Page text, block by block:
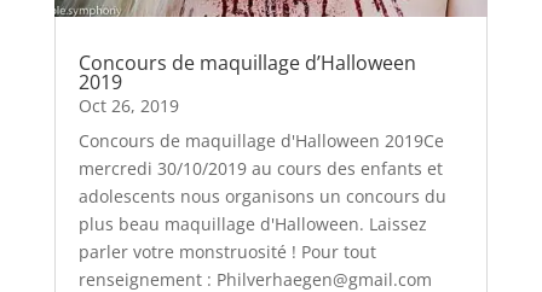
Concours de maquillage d’Halloween
2019
Oct 26, 2019
Concours de maquillage d'Halloween 2019Ce
mercredi 30/10/2019 au cours des enfants et
adolescents nous organisons un concours du
plus beau maquillage d'Halloween. Laissez
parler votre monstruosité ! Pour tout
renseignement : Philverhaegen@gmail.com